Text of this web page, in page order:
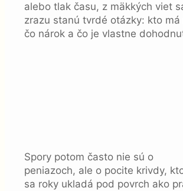
alebo tlak času, z mäkkých viet
zrazu stanú tvrdé otázky: kto má
čo nárok a čo je vlastne
Spory potom často nie sú o
peniazoch, ale o pocite krivdy,
sa roky ukladá pod povrch ako